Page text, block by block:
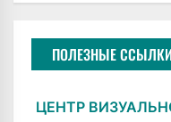
ПОЛЕЗНЫЕ ССЫЛКИ
ЦЕНТР